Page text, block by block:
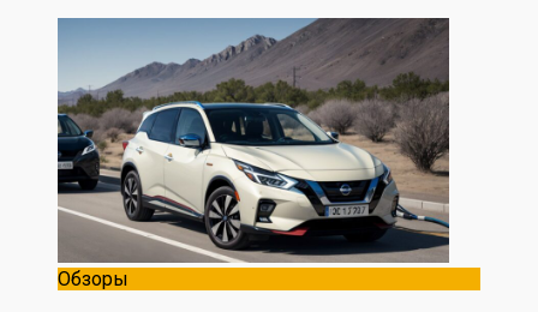
Обзоры